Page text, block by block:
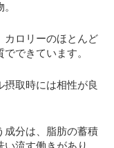
カロリーのほとんど
できています。
摂取時には相性が良
成分は、脂肪の蓄積